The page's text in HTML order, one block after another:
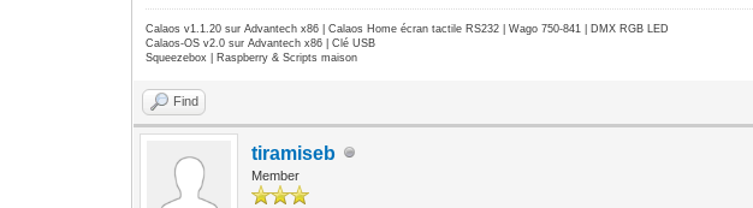
Calaos v1.1.20 sur Advantech x86 | Calaos Home écran tactile RS232 | Wago 750-841 | DMX RGB LED
Calaos-OS v2.0 sur Advantech x86 | Clé USB
Squeezebox | Raspberry & Scripts maison
Find
tiramiseb
Member